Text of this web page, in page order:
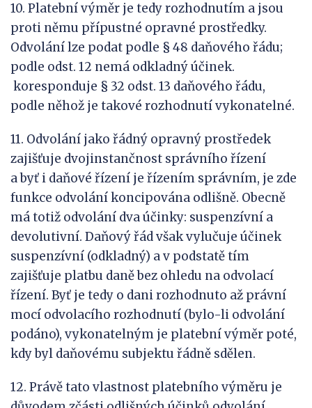
10. Platební výměr je tedy rozhodnutím a jsou
proti němu přípustné opravné prostředky.
Odvolání lze podat podle § 48 daňového řádu;
podle odst. 12 nemá odkladný účinek.
koresponduje § 32 odst. 13 daňového řádu,
podle něhož je takové rozhodnutí vykonatelné.
11. Odvolání jako řádný opravný prostředek
zajišťuje dvojinstančnost správního řízení
a byť i daňové řízení je řízením správním, je zde
funkce odvolání koncipována odlišně. Obecně
má totiž odvolání dva účinky: suspenzívní a
devolutivní. Daňový řád však vylučuje účinek
suspenzívní (odkladný) a v podstatě tím
zajišťuje platbu daně bez ohledu na odvolací
řízení. Byť je tedy o dani rozhodnuto až právní
mocí odvolacího rozhodnutí (bylo-li odvolání
podáno), vykonatelným je platební výměr poté,
kdy byl daňovému subjektu řádně sdělen.
12. Právě tato vlastnost platebního výměru je